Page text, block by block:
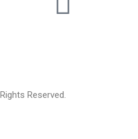
Reserved.